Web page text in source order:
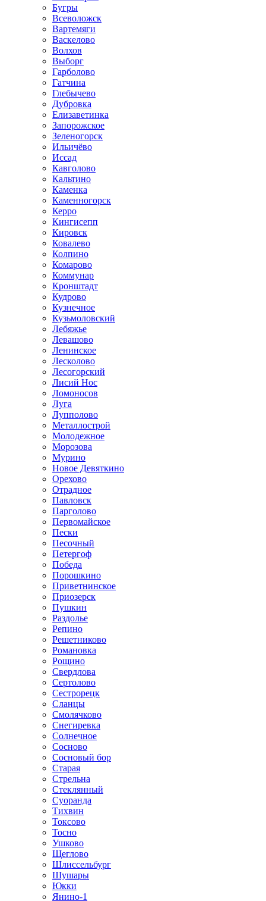
Бугры
Всеволожск
Вартемяги
Васкелово
Волхов
Выборг
Гарболово
Гатчина
Глебычево
Дубровка
Елизаветинка
Запорожское
Зеленогорск
Ильичёво
Иссад
Кавголово
Кальтино
Каменка
Каменногорск
Керро
Кингисепп
Кировск
Ковалево
Колпино
Комарово
Коммунар
Кронштадт
Кудрово
Кузнечное
Кузьмоловский
Лебяжье
Левашово
Ленинское
Лесколово
Лесогорский
Лисий Нос
Ломоносов
Луга
Лупполово
Металлострой
Молодежное
Морозова
Мурино
Новое Девяткино
Орехово
Отрадное
Павловск
Парголово
Первомайское
Пески
Песочный
Петергоф
Победа
Порошкино
Приветнинское
Приозерск
Пушкин
Раздолье
Репино
Решетниково
Романовка
Рощино
Свердлова
Сертолово
Сестрорецк
Сланцы
Смолячково
Снегиревка
Солнечное
Сосново
Сосновый бор
Старая
Стрельна
Стеклянный
Суоранда
Тихвин
Токсово
Тосно
Ушково
Щеглово
Шлиссельбург
Шушары
Юкки
Янино-1